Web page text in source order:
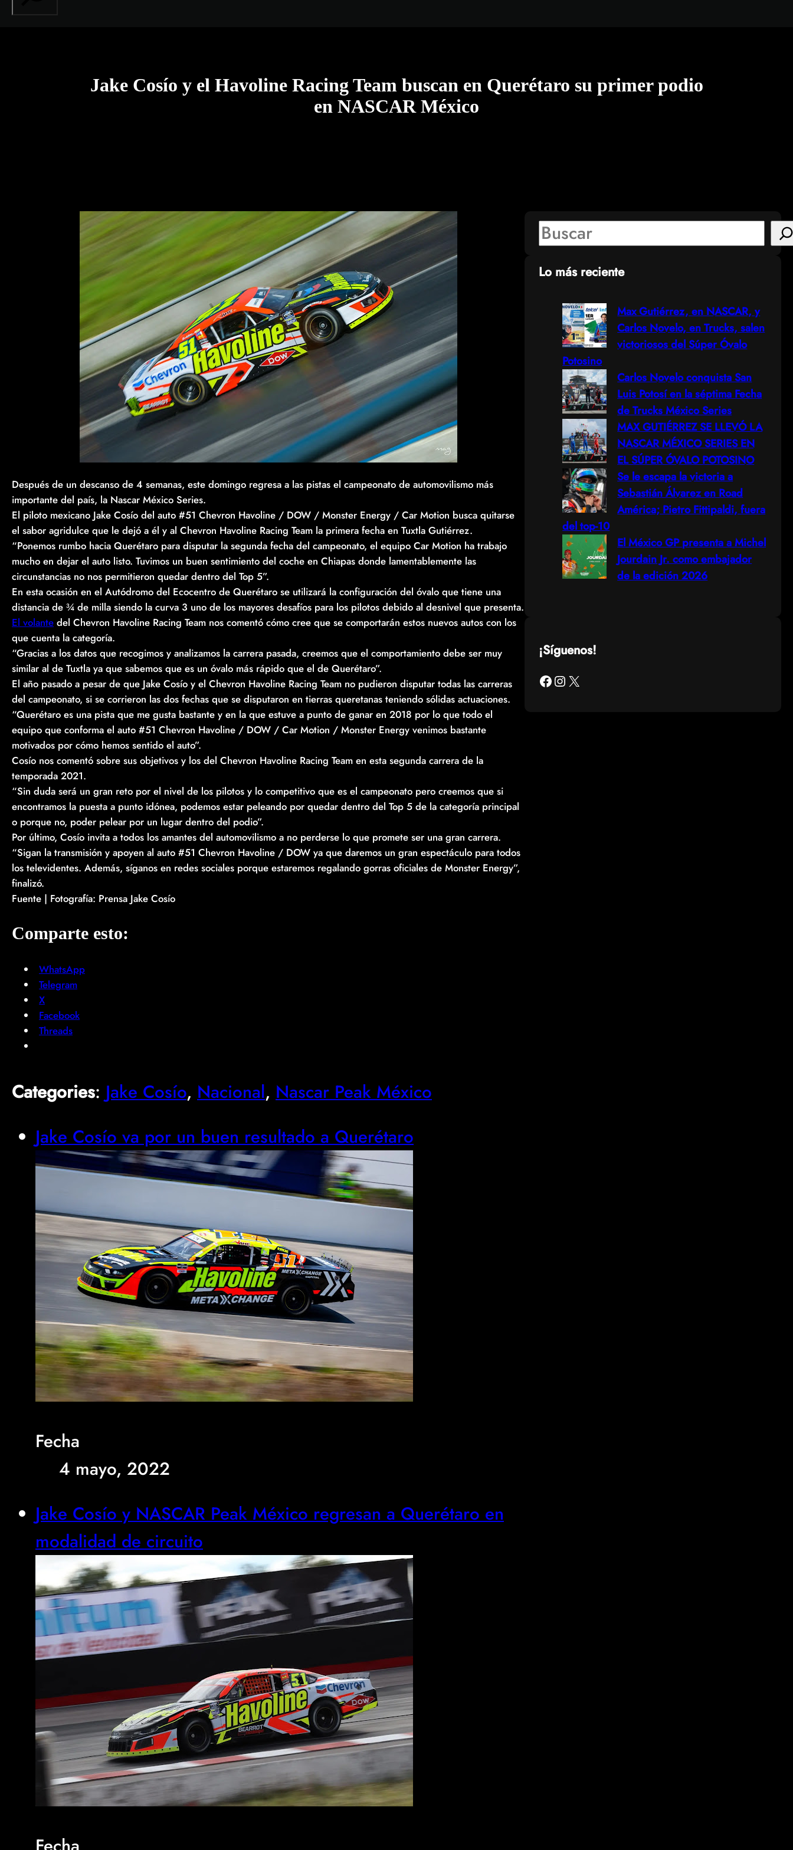
Jake Cosío y el Havoline Racing Team buscan en Querétaro su primer podio
en NASCAR México
Después de un descanso de 4 semanas, este domingo regresa a las pistas el campeonato de automovilismo más
importante del país, la Nascar México Series.
El piloto mexicano Jake Cosío del auto #51 Chevron Havoline / DOW / Monster Energy / Car Motion busca quitarse
el sabor agridulce que le dejó a él y al Chevron Havoline Racing Team la primera fecha en Tuxtla Gutiérrez.
“Ponemos rumbo hacia Querétaro para disputar la segunda fecha del campeonato, el equipo Car Motion ha trabajo
mucho en dejar el auto listo. Tuvimos un buen sentimiento del coche en Chiapas donde lamentablemente las
circunstancias no nos permitieron quedar dentro del Top 5”.
En esta ocasión en el Autódromo del Ecocentro de Querétaro se utilizará la configuración del óvalo que tiene una
distancia de ¾ de milla siendo la curva 3 uno de los mayores desafíos para los pilotos debido al desnivel que presenta.
El volante del Chevron Havoline Racing Team nos comentó cómo cree que se comportarán estos nuevos autos con los
que cuenta la categoría.
“Gracias a los datos que recogimos y analizamos la carrera pasada, creemos que el comportamiento debe ser muy
similar al de Tuxtla ya que sabemos que es un óvalo más rápido que el de Querétaro”.
El año pasado a pesar de que Jake Cosío y el Chevron Havoline Racing Team no pudieron disputar todas las carreras
del campeonato, si se corrieron las dos fechas que se disputaron en tierras queretanas teniendo sólidas actuaciones.
“Querétaro es una pista que me gusta bastante y en la que estuve a punto de ganar en 2018 por lo que todo el
equipo que conforma el auto #51 Chevron Havoline / DOW / Car Motion / Monster Energy venimos bastante
motivados por cómo hemos sentido el auto”.
Cosío nos comentó sobre sus objetivos y los del Chevron Havoline Racing Team en esta segunda carrera de la
temporada 2021.
“Sin duda será un gran reto por el nivel de los pilotos y lo competitivo que es el campeonato pero creemos que si
encontramos la puesta a punto idónea, podemos estar peleando por quedar dentro del Top 5 de la categoría principal
o porque no, poder pelear por un lugar dentro del podio”.
Por último, Cosío invita a todos los amantes del automovilismo a no perderse lo que promete ser una gran carrera.
“Sigan la transmisión y apoyen al auto #51 Chevron Havoline / DOW ya que daremos un gran espectáculo para todos
los televidentes. Además, síganos en redes sociales porque estaremos regalando gorras oficiales de Monster Energy”,
finalizó.
Fuente | Fotografía: Prensa Jake Cosío
Comparte esto:
WhatsApp
Telegram
X
Facebook
Threads
Categories: Jake Cosío, Nacional, Nascar Peak México
Jake Cosío va por un buen resultado a Querétaro
Fecha
4 mayo, 2022
Jake Cosío y NASCAR Peak México regresan a Querétaro en
modalidad de circuito
S
eLo más reciente
Max Gutiérrez, en NASCAR, y
Carlos Novelo, en Trucks, salen
victoriosos del Súper Óvalo
Potosino
Carlos Novelo conquista San
Luis Potosí en la séptima Fecha
de Trucks México Series
MAX GUTIÉRREZ SE LLEVÓ LA
NASCAR MÉXICO SERIES EN
EL SÚPER ÓVALO POTOSINO
Se le escapa la victoria a
Sebastián Álvarez en Road
América; Pietro Fittipaldi, fuera
del top-10
El México GP presenta a Michel
Jourdain Jr. como embajador
de la edición 2026
¡Síguenos!
Facebook Instagram X